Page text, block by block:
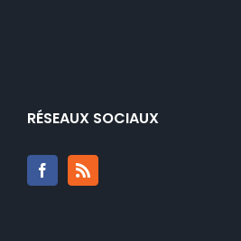
RÉSEAUX SOCIAUX